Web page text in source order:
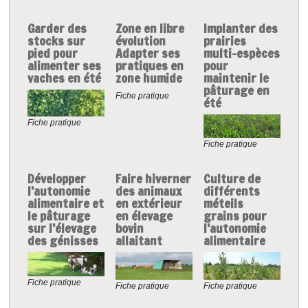
Garder des
stocks sur
pied pour
alimenter ses
vaches en été
Fiche pratique
Zone en libre
évolution
Adapter ses
pratiques en
zone humide
Fiche pratique
Implanter des
prairies
multi-espèces
pour
maintenir le
pâturage en
été
Fiche pratique
Développer
l’autonomie
alimentaire et
le pâturage
sur l’élevage
des génisses
Fiche pratique
Faire hiverner
des animaux
en extérieur
en élevage
bovin
allaitant
Fiche pratique
Culture de
différents
méteils
grains pour
l’autonomie
alimentaire
Fiche pratique